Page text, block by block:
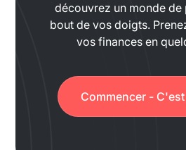
découvrez un monde de
bout de vos doigts.
vos finances en
Commencer -